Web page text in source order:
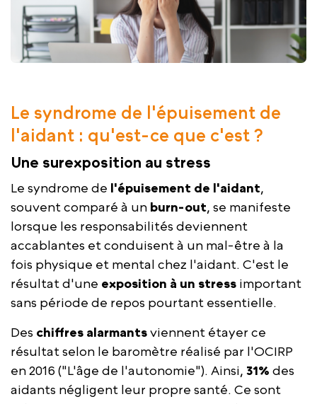
Le syndrome de l'épuisement de
l'aidant : qu'est-ce que c'est ?
Une surexposition au stress
Le syndrome de l'épuisement de l'aidant,
souvent comparé à un burn-out, se manifeste
lorsque les responsabilités deviennent
accablantes et conduisent à un mal-être à la
fois physique et mental chez l'aidant. C'est le
résultat d'une exposition à un stress important
sans période de repos pourtant essentielle.
Des chiffres alarmantsviennent étayer ce
résultat selon le baromètre réalisé par l'OCIRP
en 2016 ("L'âge de l'autonomie"). Ainsi, 31% des
aidants négligent leur propre santé. Ce sont